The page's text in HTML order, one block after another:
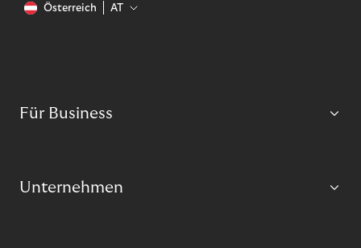
Österreich AT
Für Business
Unternehmen